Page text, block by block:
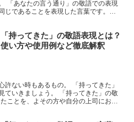
「あなたの言う通り」の敬語での表現
じであることを表現した言葉です。
「持ってきた」の敬語表現とは？
使い方や使用例など徹底解釈
許ない時もあるもの。 「持ってきた」
ていきましょう。 「持ってきた」の敬
ことを、よその方や自分の上司にお伝